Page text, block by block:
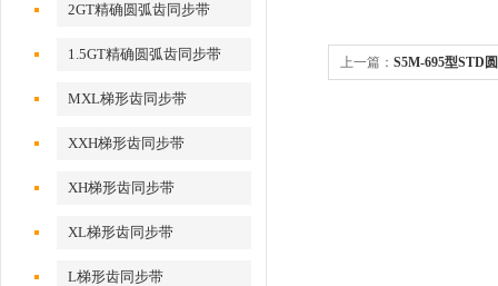
2GT精确圆弧齿同步带
1.5GT精确圆弧齿同步带
MXL梯形齿同步带
XXH梯形齿同步带
XH梯形齿同步带
XL梯形齿同步带
L梯形齿同步带
上一篇： S5M-695型STD